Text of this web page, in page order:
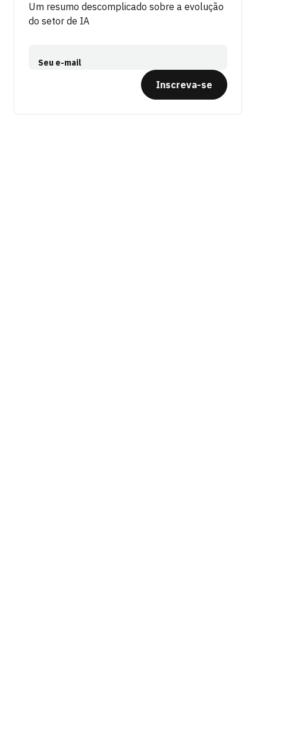
Um resumo descomplicado sobre a evolução
do setor de IA
Seu e-mail
Inscreva-se